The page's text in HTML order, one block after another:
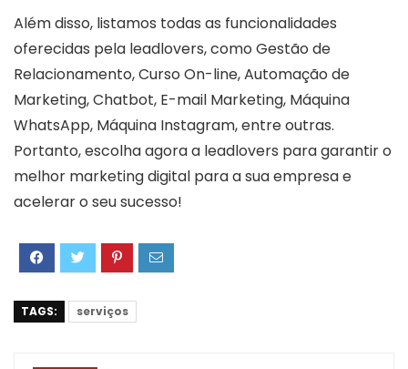
Além disso, listamos todas as funcionalidades
oferecidas pela leadlovers, como Gestão de
Relacionamento, Curso On-line, Automação de
Marketing, Chatbot, E-mail Marketing, Máquina
WhatsApp, Máquina Instagram, entre outras.
Portanto, escolha agora a leadlovers para garantir o
melhor marketing digital para a sua empresa e
acelerar o seu sucesso!
TAGS: serviços